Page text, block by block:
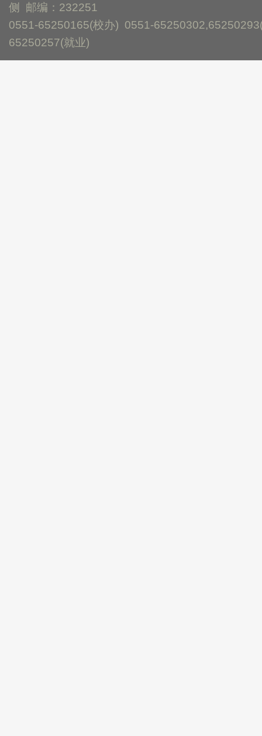
侧 邮编：232251
0551-65250165(校办) 0551-
65250257(就业)